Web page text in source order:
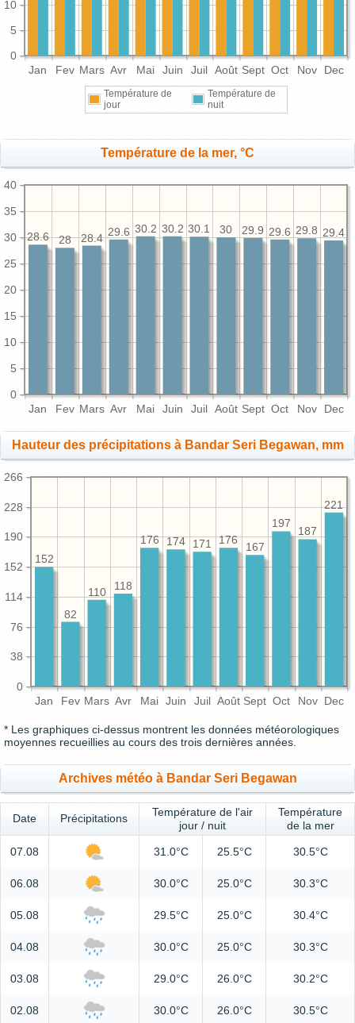
Jan Fev Mars Avr Mai Juin Juil Août Sept Oct Nov Dec
0
5
10
Température de
jour
Température de
nuit
Température de la mer, °C
Jan Fev Mars Avr Mai Juin Juil Août Sept Oct Nov Dec
0
5
10
15
20
25
30
35
40
29.4
29.8
29.6
29.9
30
30.1
30.2
30.2
29.6
28.4
28
28.6
Hauteur des précipitations à Bandar Seri Begawan, mm
Jan Fev Mars Avr Mai Juin Juil Août Sept Oct Nov Dec
0
38
76
114
152
190
228
266
221
187
197
167
176
171
174
176
118
110
82
152
* Les graphiques ci-dessus montrent les données météorologiques
moyennes recueillies au cours des trois dernières années.
Archives météo à Bandar Seri Begawan
Date Précipitations
Température de l'air
jour / nuit
Température
de la mer
07.08 31.0°C 25.5°C 30.5°C
06.08 30.0°C 25.0°C 30.3°C
05.08 29.5°C 25.0°C 30.4°C
04.08 30.0°C 25.0°C 30.3°C
03.08 29.0°C 26.0°C 30.2°C
02.08 30.0°C 26.0°C 30.5°C